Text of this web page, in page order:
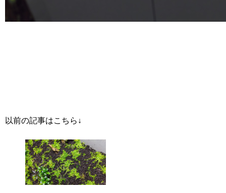
以前の記事はこちら↓